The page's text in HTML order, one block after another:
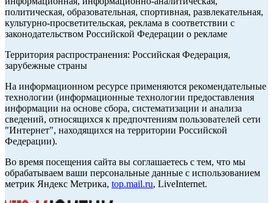
политическая, образовательная, спортивная, развлекательная,
культурно-просветительская, реклама в соответствии с
законодательством Российской Федерации о рекламе
Территория распространения: Российская Федерация,
зарубежные страны
На информационном ресурсе применяются рекомендательные
технологии (информационные технологии предоставления
информации на основе сбора, систематизации и анализа
сведений, относящихся к предпочтениям пользователей сети
"Интернет", находящихся на территории Российской
Федерации).
Во время посещения сайта вы соглашаетесь с тем, что мы
обрабатываем ваши персональные данные с использованием
метрик Яндекс Метрика, top.mail.ru, LiveInternet.